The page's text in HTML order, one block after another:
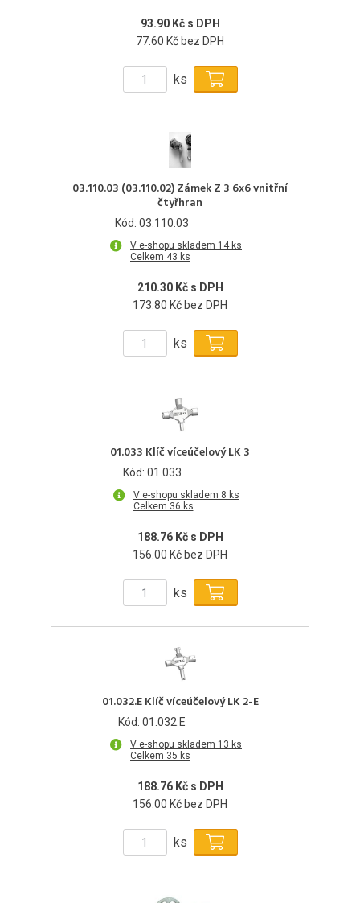
93.90 Kč s DPH
77.60 Kč bez DPH
ks
03.110.03 (03.110.02) Zámek Z 3 6x6 vnitřní
čtyřhran
Kód: 03.110.03
V e-shopu skladem 14 ks
Celkem 43 ks
210.30 Kč s DPH
173.80 Kč bez DPH
ks
01.033 Klíč víceúčelový LK 3
Kód: 01.033
V e-shopu skladem 8 ks
Celkem 36 ks
188.76 Kč s DPH
156.00 Kč bez DPH
ks
01.032.E Klíč víceúčelový LK 2-E
Kód: 01.032.E
V e-shopu skladem 13 ks
Celkem 35 ks
188.76 Kč s DPH
156.00 Kč bez DPH
ks